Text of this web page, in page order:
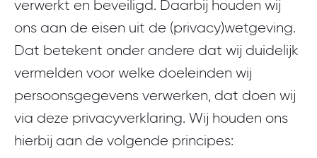
verwerkt en beveiligd. Daarbij houden wij
ons aan de eisen uit de (privacy)wetgeving.
Dat betekent onder andere dat wij duidelijk
vermelden voor welke doeleinden wij
persoonsgegevens verwerken, dat doen wij
via deze privacyverklaring. Wij houden ons
hierbij aan de volgende principes: